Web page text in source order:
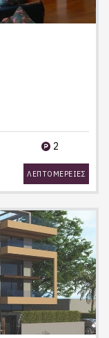
2
ΛΕΠΤΟΜΕΡΕΙΕΣ